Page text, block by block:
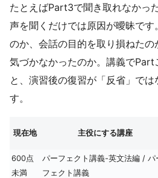
たとえばPart3で聞き取れなかっ
声を聞くだけでは原因が曖昧で
のか、会話の目的を取り損ねた
気づかなかったのか。講義でPart
と、演習後の復習が「反省」では
す。
現在地 主役にする講座
600点
未満
パーフェクト講義-英文法編 / パ
フェクト講義